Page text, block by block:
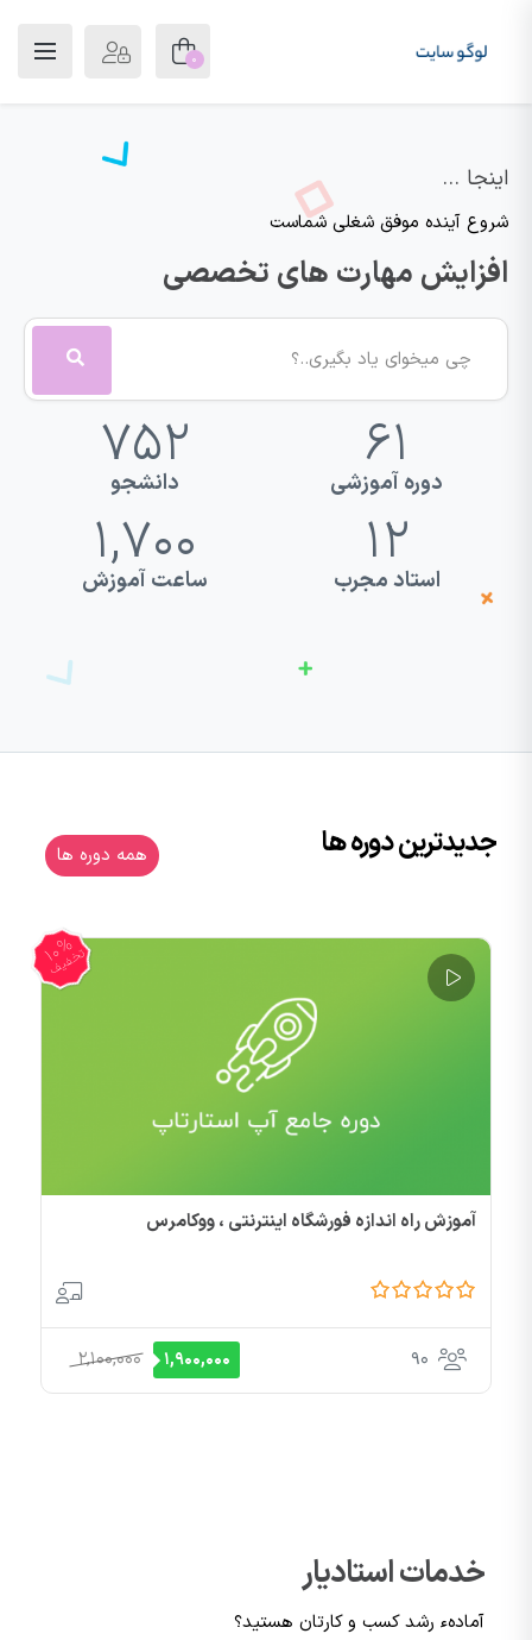
0
اینجا ...
شروع آینده موفق شغلی شماست
افزایش مهارت های تخصصی
61
دوره آموزشی
12
استاد مجرب
752
دانشجو
1,700
ساعت آموزش
جدیدترین دوره‌ ها همه دوره ها
10%
تخفیف
آموزش راه اندازه فورشگاه اینترنتی ، ووکامرس
90
2,100,000 1,900,000
خدمات استادیار
آمادهء رشد کسب و کارتان هستید؟